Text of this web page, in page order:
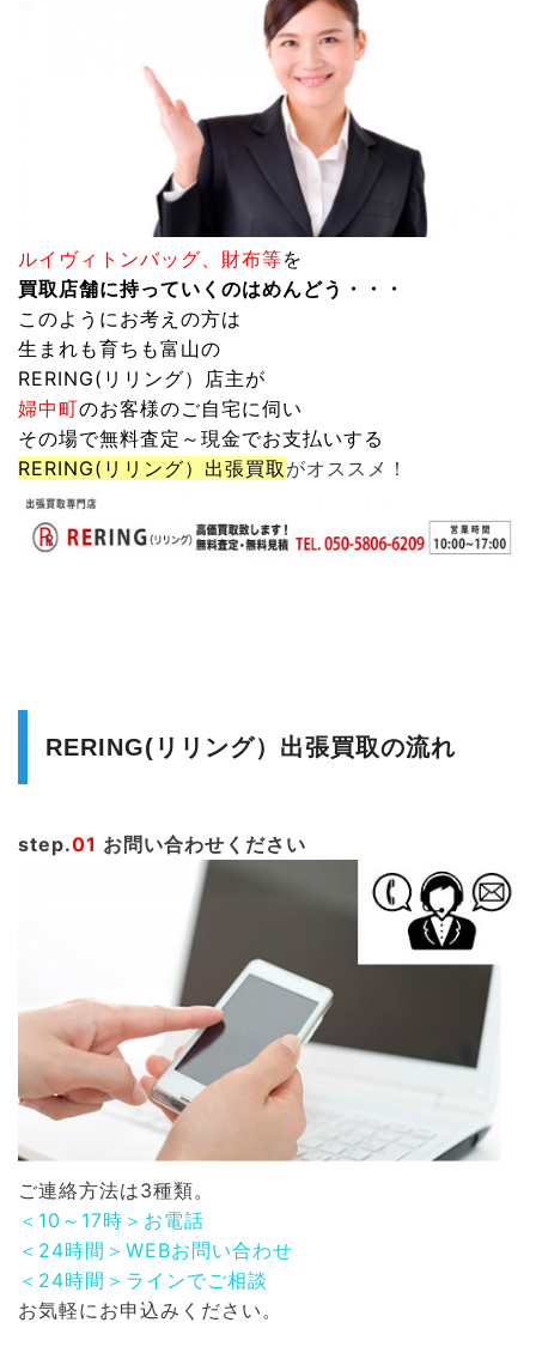
ルイヴィトンバッグ、財布等を
買取店舗に持っていくのはめんどう・・・
このようにお考えの方は
生まれも育ちも富山の
RERING(リリング） 店主が
婦中町のお客様のご自宅に伺い
その場で無料査定～現金でお支払いする
RERING(リリング） 出張買取 がオススメ！
RERING(リリング）出張買取の流れ
step.01 お問い合わせください
ご連絡方法は3種類。
＜10～17時＞お電話
＜24時間＞WEBお問い合わせ
＜24時間＞ラインでご相談
お気軽にお申込みください。